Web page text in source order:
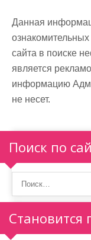
Данная
сайта в поиске
является
информацию
не несет.
Поиск по
Становится